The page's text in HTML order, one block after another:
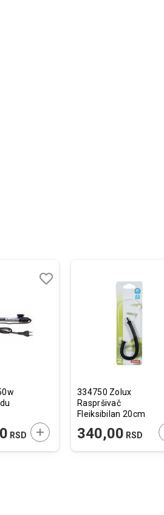
RSD DODAJTE U KORPU
334750 Zolux
Raspršivač
Fleiksibilan 20cm
340,00 RSD